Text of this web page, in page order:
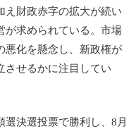
え財政赤字の拡大が続い
が求められている。市場
悪化を懸念し、新政権が
させるかに注目してい
決選投票で勝利し、8月